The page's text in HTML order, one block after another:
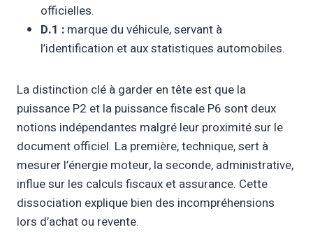
officielles.
D.1 : marque du véhicule, servant à
l’identification et aux statistiques automobiles.
La distinction clé à garder en tête est que la
puissance P2 et la puissance fiscale P6 sont deux
notions indépendantes malgré leur proximité sur le
document officiel. La première, technique, sert à
mesurer l’énergie moteur, la seconde, administrative,
influe sur les calculs fiscaux et assurance. Cette
dissociation explique bien des incompréhensions
lors d’achat ou revente.